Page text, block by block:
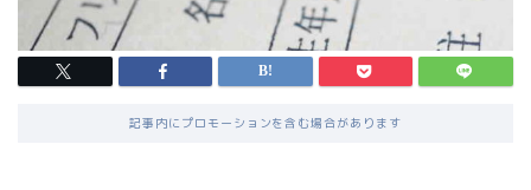
記事内にプロモーションを含む場合があります